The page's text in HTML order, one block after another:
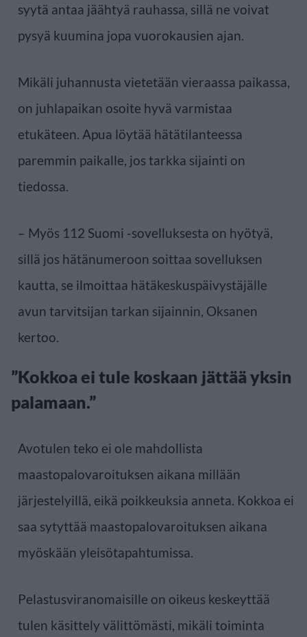
syytä antaa jäähtyä rauhassa, sillä ne voivat
pysyä kuumina jopa vuorokausien ajan.
Mikäli juhannusta vietetään vieraassa paikassa,
on juhlapaikan osoite hyvä varmistaa
etukäteen. Apua löytää hätätilanteessa
paremmin paikalle, jos tarkka sijainti on
tiedossa.
– Myös 112 Suomi -sovelluksesta on hyötyä,
sillä jos hätänumeroon soittaa sovelluksen
kautta, se ilmoittaa hätäkeskuspäivystäjälle
avun tarvitsijan tarkan sijainnin, Oksanen
kertoo.
”Kokkoa ei tule koskaan jättää yksin
palamaan.”
Avotulen teko ei ole mahdollista
maastopalovaroituksen aikana millään
järjestelyillä, eikä poikkeuksia anneta. Kokkoa ei
saa sytyttää maastopalovaroituksen aikana
myöskään yleisötapahtumissa.
Pelastusviranomaisille on oikeus keskeyttää
tulen käsittely välittömästi, mikäli toiminta